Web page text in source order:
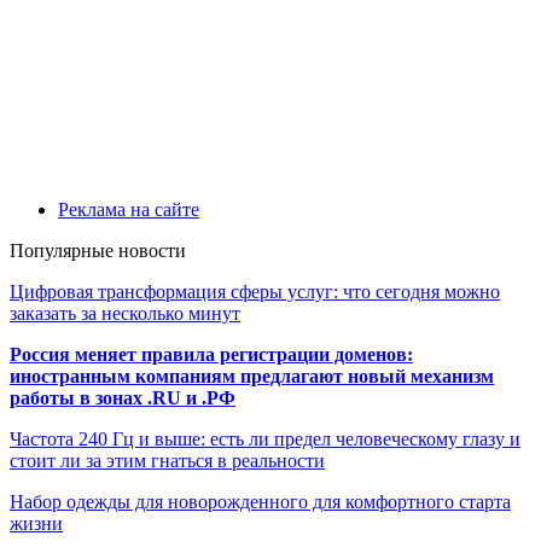
Реклама на сайте
Популярные новости
Цифровая трансформация сферы услуг: что сегодня можно
заказать за несколько минут
Россия меняет правила регистрации доменов:
иностранным компаниям предлагают новый механизм
работы в зонах .RU и .РФ
Частота 240 Гц и выше: есть ли предел человеческому глазу и
стоит ли за этим гнаться в реальности
Набор одежды для новорожденного для комфортного старта
жизни